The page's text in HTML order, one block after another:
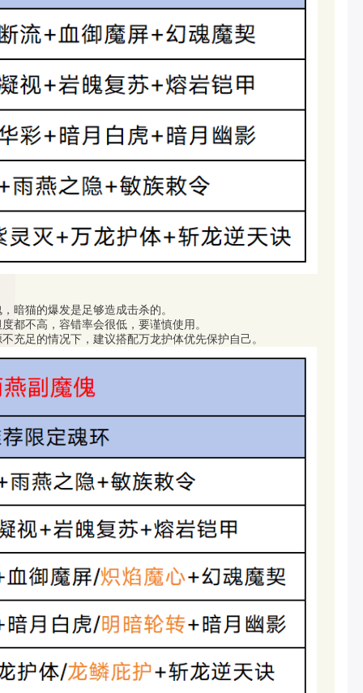
暗猫的爆发是足够造成击杀的。
都不高，容错率会很低，要谨慎使用。
充足的情况下，建议搭配万龙护体优先保护自己。